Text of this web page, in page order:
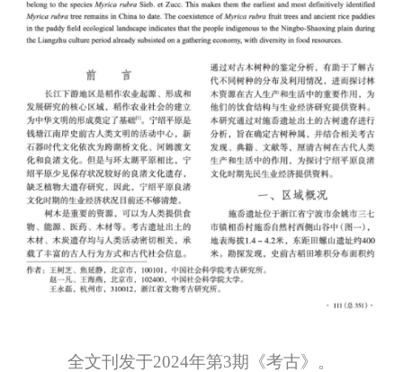
全文刊发于2024年第3期《考古》。